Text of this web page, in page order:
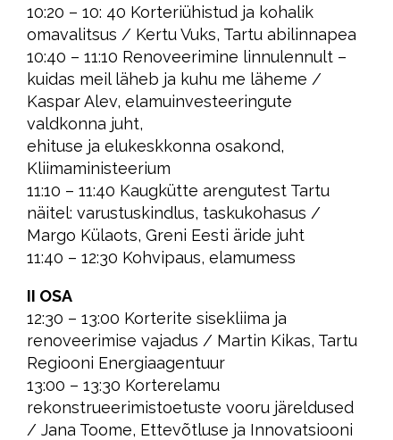
10:20 – 10: 40 Korteriühistud ja kohalik
omavalitsus / Kertu Vuks, Tartu abilinnapea
10:40 – 11:10 Renoveerimine linnulennult –
kuidas meil läheb ja kuhu me läheme /
Kaspar Alev, elamuinvesteeringute
valdkonna juht,
ehituse ja elukeskkonna osakond,
Kliimaministeerium
11:10 – 11:40 Kaugkütte arengutest Tartu
näitel: varustuskindlus, taskukohasus /
Margo Külaots, Greni Eesti äride juht
11:40 – 12:30 Kohvipaus, elamumess
II OSA
12:30 – 13:00 Korterite sisekliima ja
renoveerimise vajadus / Martin Kikas, Tartu
Regiooni Energiaagentuur
13:00 – 13:30 Korterelamu
rekonstrueerimistoetuste vooru järeldused
/ Jana Toome, Ettevõtluse ja Innovatsiooni